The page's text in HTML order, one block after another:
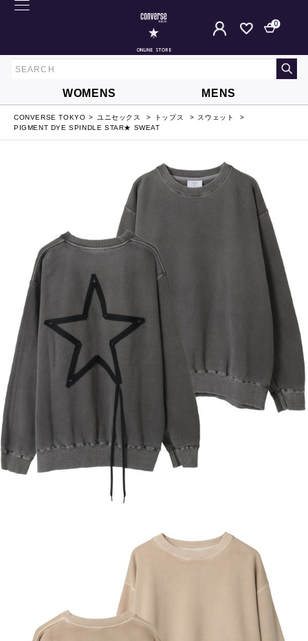
ONLINE STORE
0
WOMENS MENS
CONVERSE TOKYO ユニセックス トップス
スウェット
PIGMENT DYE SPINDLE STAR★ SWEAT